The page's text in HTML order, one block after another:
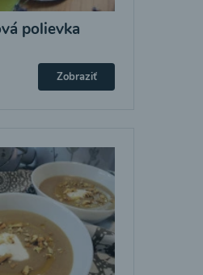
polievka
Zobraziť